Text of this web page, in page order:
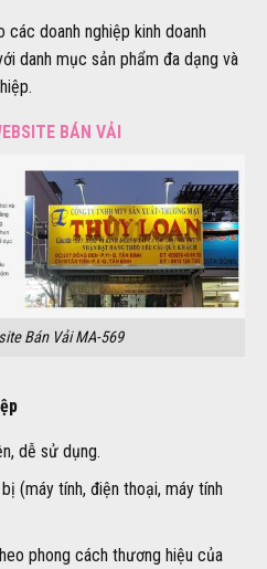
doanh nghiệp kinh doanh
danh mục sản phẩm đa dạng và
BÁN VẢI
Bán Vải MA-569
dễ sử dụng.
(máy tính, điện thoại, máy tính
phong cách thương hiệu của